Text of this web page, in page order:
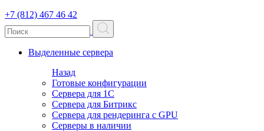
+7 (812) 467 46 42
Выделенные сервера
Назад
Готовые конфигурации
Сервера для 1С
Сервера для Битрикс
Сервера для рендеринга с GPU
Серверы в наличии